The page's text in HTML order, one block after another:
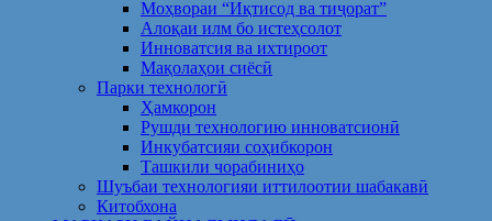
Моҳвораи “Иқтисод ва тиҷорат”
Алоқаи илм бо истеҳсолот
Инноватсия ва ихтироот
Мақолаҳои сиёсӣ
Парки технологӣ
Ҳамкорон
Рушди технологию инноватсионӣ
Инкубатсияи соҳибкорон
Ташкили чорабиниҳо
Шуъбаи технологияи иттилоотии шабакавӣ
Китобхона